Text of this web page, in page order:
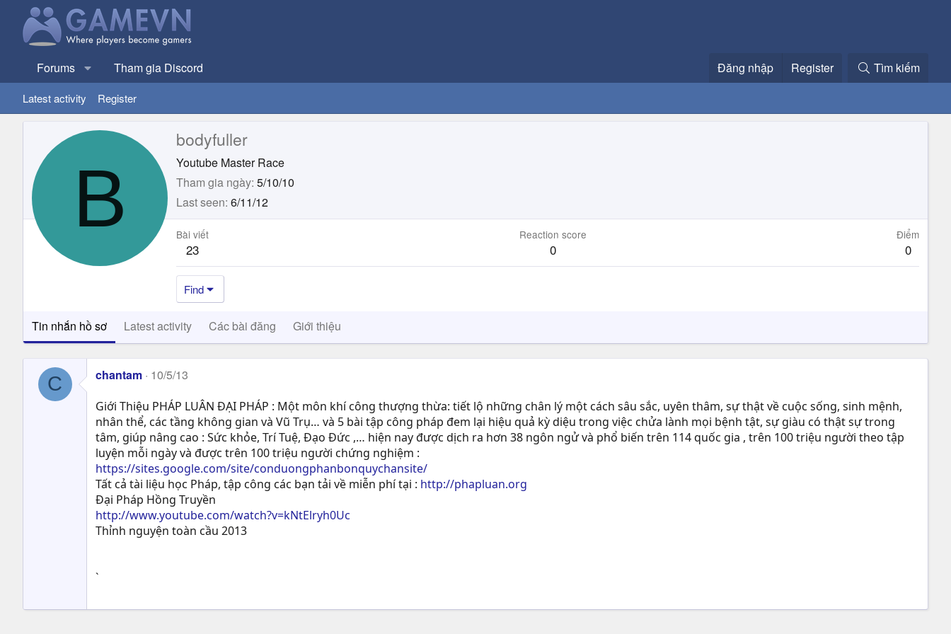
Forums Tham gia Discord Đăng nhập Register Tìm kiếm
Latest activity Register
B
bodyfuller
Youtube Master Race
Tham gia ngày 5/10/10
Last seen 6/11/12
Bài viết
23
Reaction score
0
Điểm
0
Find
Tin nhắn hồ sơ Latest activity Các bài đăng Giới thiệu
C chantam 10/5/13
Giới Thiệu PHÁP LUÂN ĐẠI PHÁP : Một môn khí công thượng thừa: tiết lộ những chân lý một cách sâu sắc, uyên thâm, sự thật về cuộc sống, sinh mệnh,
nhân thể, các tầng không gian và Vũ Trụ… và 5 bài tập công pháp đem lại hiệu quả kỳ diệu trong việc chửa lành mọi bệnh tật, sự giàu có thật sự trong
tâm, giúp nâng cao : Sức khỏe, Trí Tuệ, Ðạo Ðức ,… hiện nay được dịch ra hơn 38 ngôn ngử và phổ biến trên 114 quốc gia , trên 100 triệu người theo tập
luyện mỗi ngày và được trên 100 triệu người chứng nghiệm :
https://sites.google.com/site/conduongphanbonquychansite/
Tất cả tài liệu học Pháp, tập công các bạn tải về miễn phí tại : http://phapluan.org
Đại Pháp Hồng Truyền
http://www.youtube.com/watch?v=kNtElryh0Uc
Thỉnh nguyện toàn cầu 2013
`